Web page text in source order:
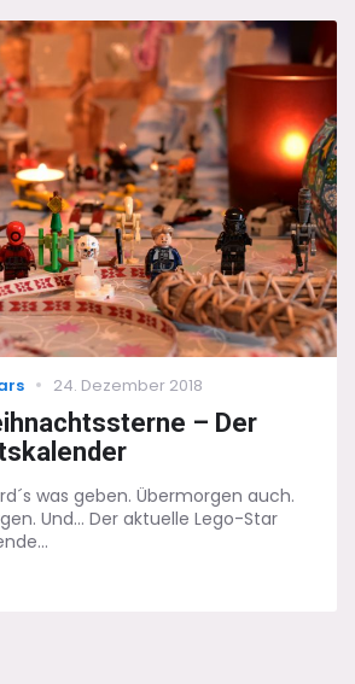
Posted
24. Dezember 2018
– Der
was geben. Übermorgen auch.
Und... Der aktuelle Lego-Star